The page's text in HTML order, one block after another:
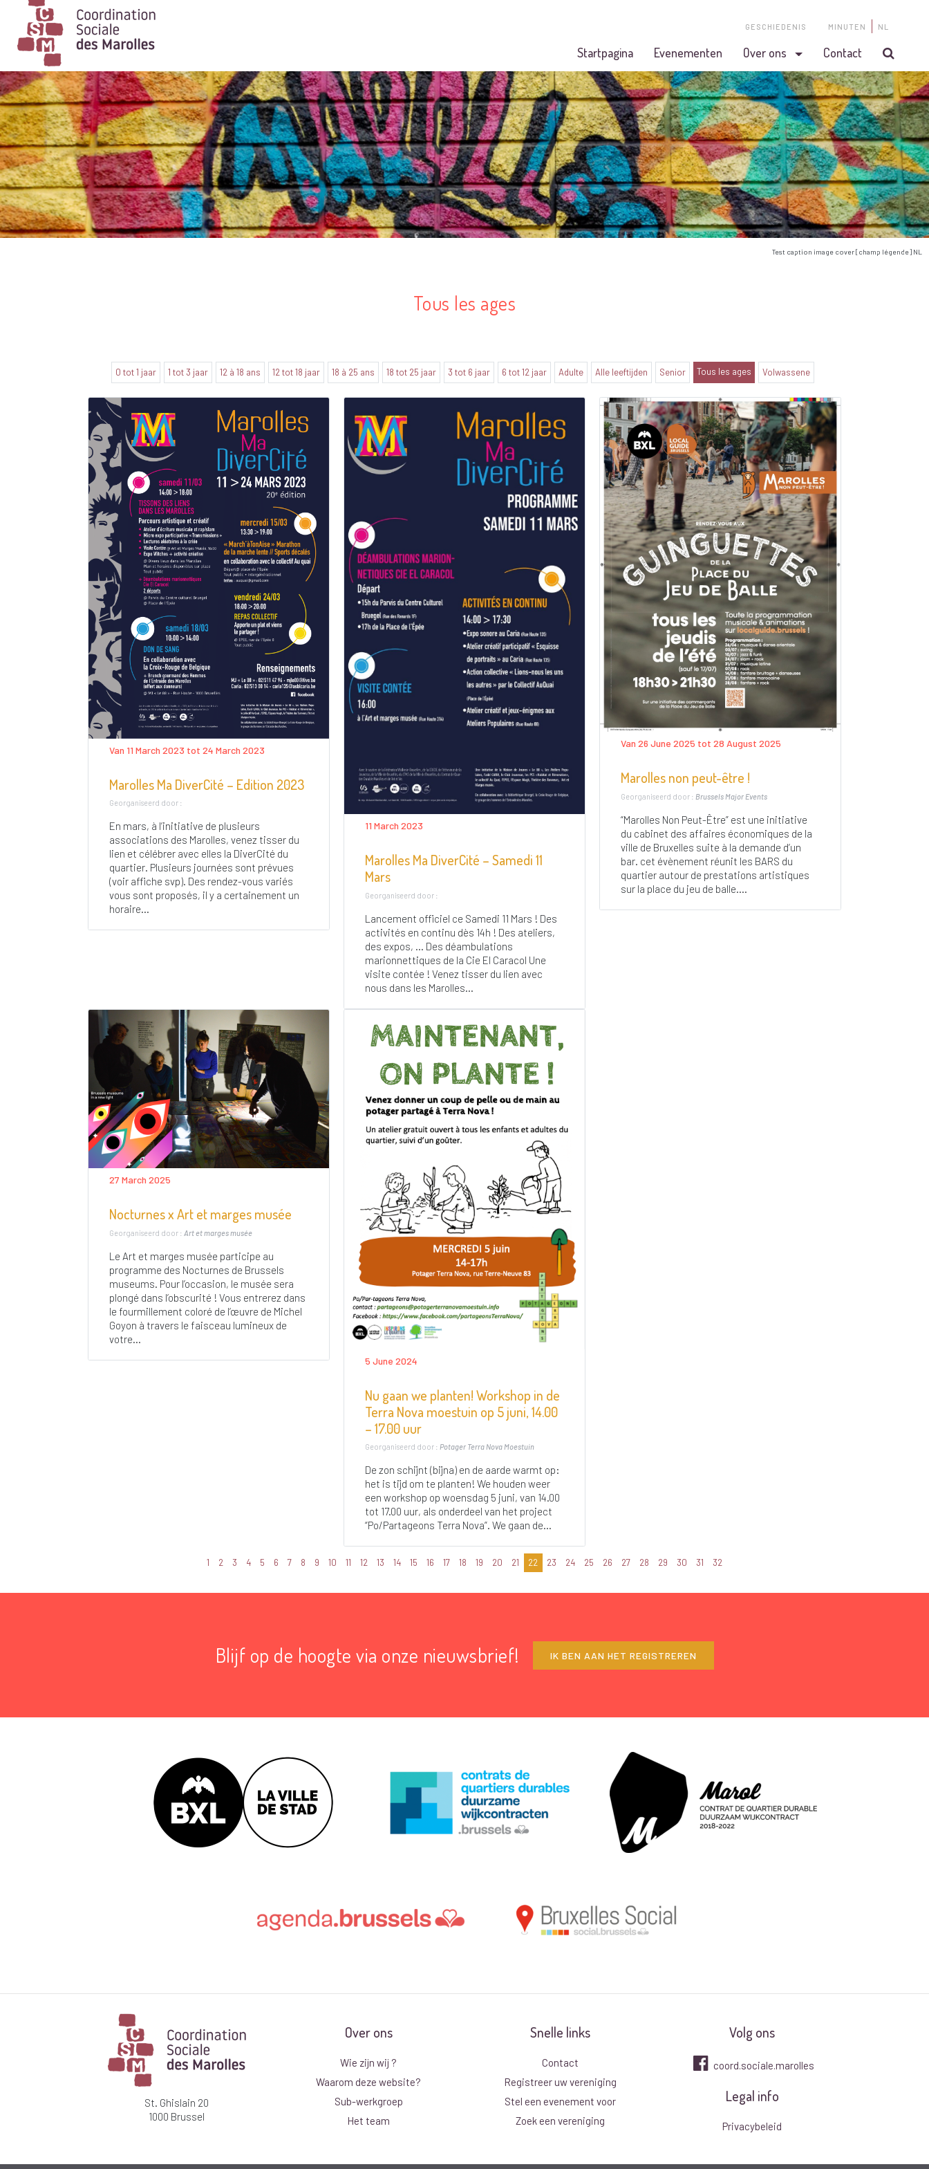
Main Navigation
GESCHIEDENIS MINUTEN NL
Startpagina Evenementen Over ons Contact
Test caption image cover [champ légende] NL
Tous les ages
0 tot 1 jaar 1 tot 3 jaar 12 à 18 ans 12 tot 18 jaar 18 à 25 ans 18 tot 25 jaar 3 tot 6 jaar 6 tot 12 jaar Adulte Alle leeftijden Senior Tous les ages Volwassene
Van 11 March 2023 tot 24 March 2023
Marolles Ma DiverCité – Edition 2023
Georganiseerd door :
En mars, à l’initiative de plusieurs
associations des Marolles, venez tisser du
lien et célébrer avec elles la DiverCité du
quartier. Plusieurs journées sont prévues
(voir affiche svp). Des rendez-vous variés
vous sont proposés, il y a certainement un
horaire...
11 March 2023
Marolles Ma DiverCité – Samedi 11
Mars
Georganiseerd door :
Lancement officiel ce Samedi 11 Mars ! Des
activités en continu dès 14h ! Des ateliers,
des expos, … Des déambulations
marionnettiques de la Cie El Caracol Une
visite contée ! Venez tisser du lien avec
nous dans les Marolles...
Van 26 June 2025 tot 28 August 2025
Marolles non peut-être !
Georganiseerd door : Brussels Major Events
“Marolles Non Peut-Être” est une initiative
du cabinet des affaires économiques de la
ville de Bruxelles suite à la demande d’un
bar. cet évènement réunit les BARS du
quartier autour de prestations artistiques
sur la place du jeu de balle....
27 March 2025
Nocturnes x Art et marges musée
Georganiseerd door : Art et marges musée
Le Art et marges musée participe au
programme des Nocturnes de Brussels
museums. Pour l’occasion, le musée sera
plongé dans l’obscurité ! Vous entrerez dans
le fourmillement coloré de l’œuvre de Michel
Goyon à travers le faisceau lumineux de
votre...
5 June 2024
Nu gaan we planten! Workshop in de
Terra Nova moestuin op 5 juni, 14.00
– 17.00 uur
Georganiseerd door : Potager Terra Nova Moestuin
De zon schijnt (bijna) en de aarde warmt op:
het is tijd om te planten! We houden weer
een workshop op woensdag 5 juni, van 14.00
tot 17.00 uur, als onderdeel van het project
“Po/Partageons Terra Nova”. We gaan de...
1 2 3 4 5 6 7 8 9 10 11 12 13 14 15 16 17 18 19 20 21 22 23 24 25 26 27 28 29 30 31 32
Blijf op de hoogte via onze nieuwsbrief! IK BEN AAN HET REGISTREREN
St. Ghislain 20
1000 Brussel
Over ons
Wie zijn wij ?
Waarom deze website?
Sub-werkgroep
Het team
Snelle links
Contact
Registreer uw vereniging
Stel een evenement voor
Zoek een vereniging
Volg ons
coord.sociale.marolles
Legal info
Privacybeleid